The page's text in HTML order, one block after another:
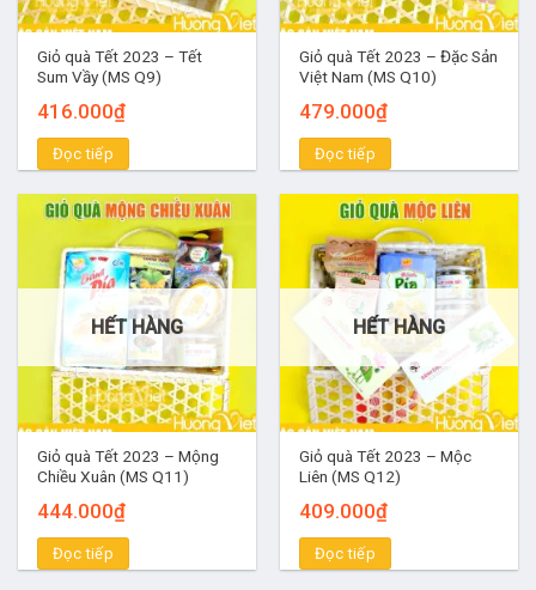
Giỏ quà Tết 2023 – Tết
Sum Vầy (MS Q9)
416.000₫
Đọc tiếp
Giỏ quà Tết 2023 – Đặc Sản
Việt Nam (MS Q10)
479.000₫
Đọc tiếp
HẾT HÀNG
Giỏ quà Tết 2023 – Mộng
Chiều Xuân (MS Q11)
444.000₫
Đọc tiếp
HẾT HÀNG
Giỏ quà Tết 2023 – Mộc
Liên (MS Q12)
409.000₫
Đọc tiếp